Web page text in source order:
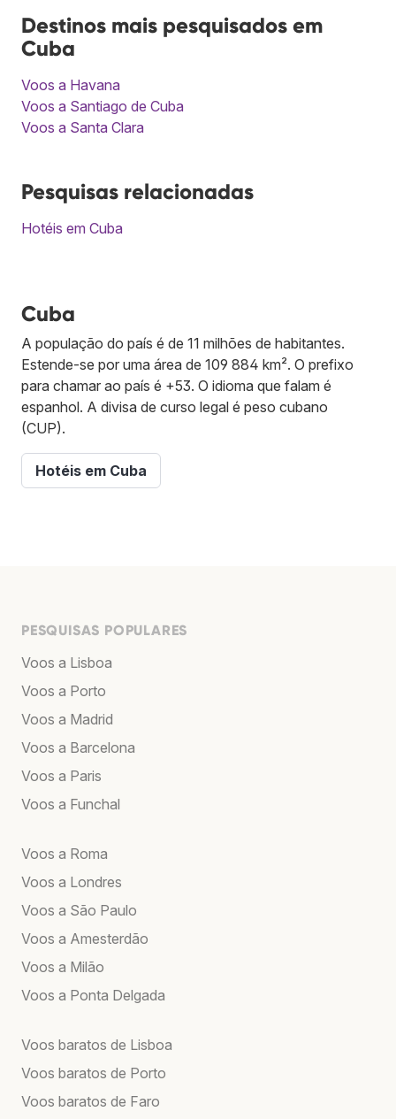
Destinos mais pesquisados em
Cuba
Voos a Havana
Voos a Santiago de Cuba
Voos a Santa Clara
Pesquisas relacionadas
Hotéis em Cuba
Cuba
A população do país é de 11 milhões de habitantes.
Estende-se por uma área de 109 884 km². O prefixo
para chamar ao país é +53. O idioma que falam é
espanhol. A divisa de curso legal é peso cubano
(CUP).
Hotéis em Cuba
PESQUISAS POPULARES
Voos a Lisboa
Voos a Porto
Voos a Madrid
Voos a Barcelona
Voos a Paris
Voos a Funchal
Voos a Roma
Voos a Londres
Voos a São Paulo
Voos a Amesterdão
Voos a Milão
Voos a Ponta Delgada
Voos baratos de Lisboa
Voos baratos de Porto
Voos baratos de Faro